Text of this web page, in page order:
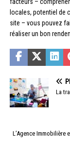
locales, potentiel de
site – vous pouvez
réaliser un bon
La
L’Agence Immobilière